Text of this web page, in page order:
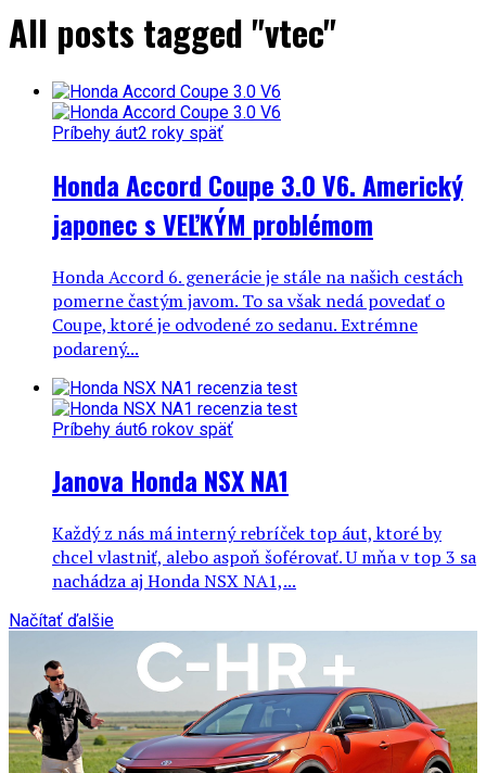
All posts tagged "vtec"
Príbehy áut2 roky späť
Honda Accord Coupe 3.0 V6. Americký
japonec s VEĽKÝM problémom
Honda Accord 6. generácie je stále na našich cestách
pomerne častým javom. To sa však nedá povedať o
Coupe, ktoré je odvodené zo sedanu. Extrémne
podarený...
Príbehy áut6 rokov späť
Janova Honda NSX NA1
Každý z nás má interný rebríček top áut, ktoré by
chcel vlastniť, alebo aspoň šoférovať. U mňa v top 3 sa
nachádza aj Honda NSX NA1,...
Načítať ďalšie